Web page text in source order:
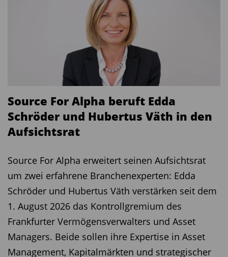
Source For Alpha beruft Edda
Schröder und Hubertus Väth in den
Aufsichtsrat
Source For Alpha erweitert seinen Aufsichtsrat
um zwei erfahrene Branchenexperten: Edda
Schröder und Hubertus Väth verstärken seit dem
1. August 2026 das Kontrollgremium des
Frankfurter Vermögensverwalters und Asset
Managers. Beide sollen ihre Expertise in Asset
Management, Kapitalmärkten und strategischer